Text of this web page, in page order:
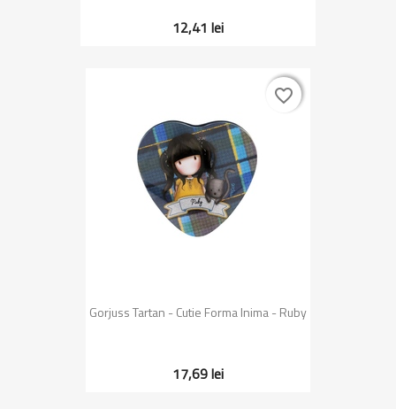
12,41 lei
Gorjuss Tartan - Cutie Forma Inima - Ruby
17,69 lei
favorite_border
favorite_border